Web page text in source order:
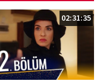
02:31:35